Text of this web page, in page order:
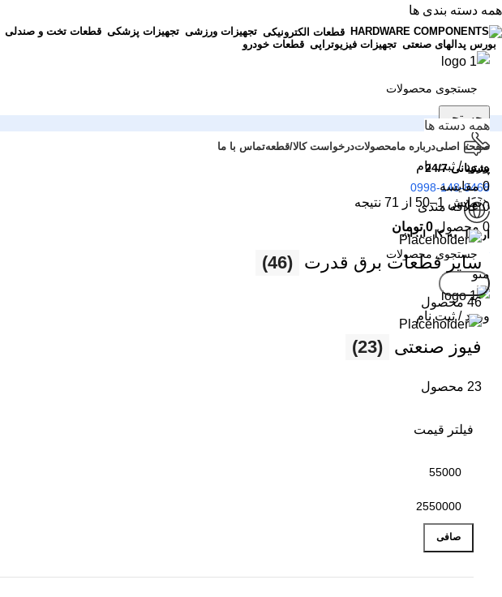
همه دسته بندی ها
قطعات الکترونیکی تجهیزات ورزشی تجهیزات پزشکی قطعات تخت و صندلی
بورس پدالهای صنعتی تجهیزات فیزیوتراپی قطعات خودرو
جستجو
پشتیبانی 24/7
0998-148-8468
ارسال به کل ایران
تهران و شهرستان ها
منو
ورود / ثبت نام
همه دسته ها
صفحه اصلیدرباره مامحصولاتدرخواست کالا/قطعهتماس با ما
ورود / ثبت نام
0 مقایسه
0 علاقه مندی
0 محصول 0 تومان
جستجو
نمایش 1–50 از 71 نتیجه
سایر قطعات برق قدرت (46)
46 محصول
فیوز صنعتی (23)
23 محصول
فیلتر قیمت
صافی